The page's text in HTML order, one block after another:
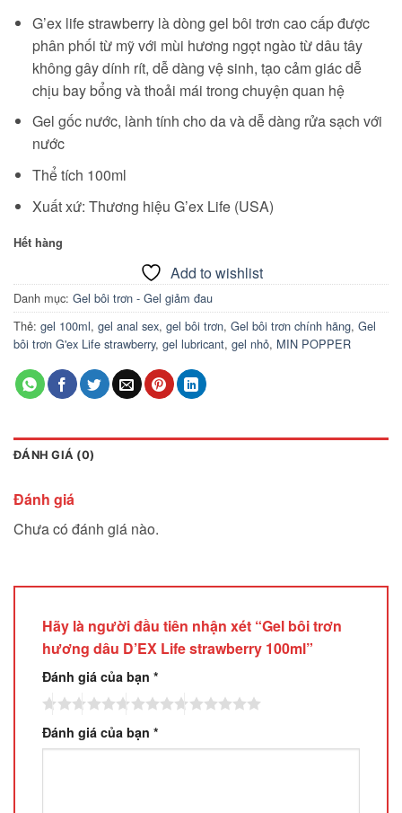
G’ex life strawberry là dòng gel bôi trơn cao cấp được
phân phối từ mỹ với mùi hương ngọt ngào từ dâu tây
không gây dính rít, dễ dàng vệ sinh, tạo cảm giác dễ
chịu bay bổng và thoải mái trong chuyện quan hệ
Gel gốc nước, lành tính cho da và dễ dàng rửa sạch với
nước
Thể tích 100ml
Xuất xứ: Thương hiệu G’ex Life (USA)
Hết hàng
Add to wishlist
Danh mục: Gel bôi trơn - Gel giảm đau
Thẻ: gel 100ml, gel anal sex, gel bôi trơn, Gel bôi trơn chính hãng, Gel
bôi trơn G'ex Life strawberry, gel lubricant, gel nhỏ, MIN POPPER
ĐÁNH GIÁ (0)
Đánh giá
Chưa có đánh giá nào.
Hãy là người đầu tiên nhận xét “Gel bôi trơn
hương dâu D’EX Life strawberry 100ml”
Đánh giá của bạn *
Đánh giá của bạn *